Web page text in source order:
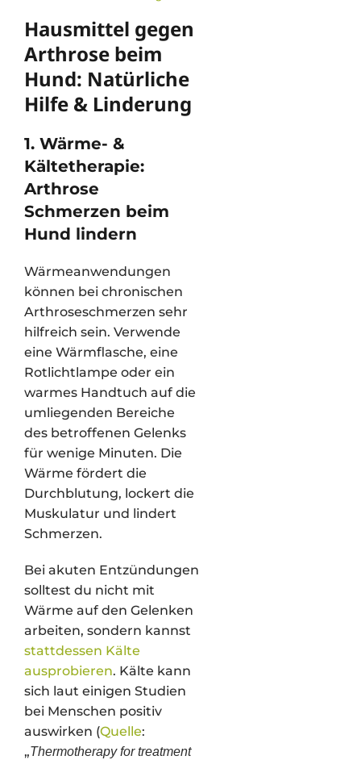
Hausmittel gegen
Arthrose beim
Hund: Natürliche
Hilfe & Linderung
1. Wärme- &
Kältetherapie:
Arthrose
Schmerzen beim
Hund lindern
Wärmeanwendungen
können bei chronischen
Arthroseschmerzen sehr
hilfreich sein. Verwende
eine Wärmflasche, eine
Rotlichtlampe oder ein
warmes Handtuch auf die
umliegenden Bereiche
des betroffenen Gelenks
für wenige Minuten. Die
Wärme fördert die
Durchblutung, lockert die
Muskulatur und lindert
Schmerzen.
Bei akuten Entzündungen
solltest du nicht mit
Wärme auf den Gelenken
arbeiten, sondern kannst
stattdessen Kälte
ausprobieren. Kälte kann
sich laut einigen Studien
bei Menschen positiv
auswirken (Quelle:
„Thermotherapy for treatment